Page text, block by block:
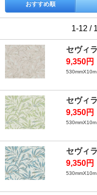
おすすめ順
1-12 /
セヴィラ
9,350円
530mmX10m
セヴィラ
9,350円
530mmX10m
セヴィラ
9,350円
530mmX10m